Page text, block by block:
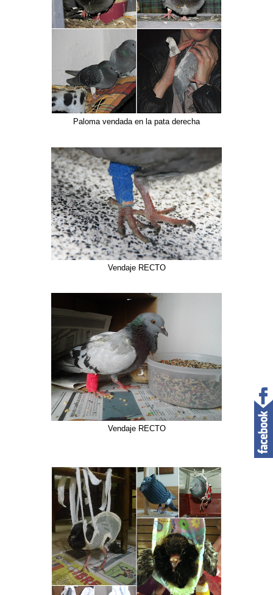
Paloma vendada en la pata derecha
Vendaje RECTO
Vendaje RECTO